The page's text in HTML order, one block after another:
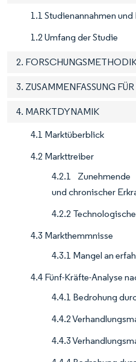
1.1 Studienannahmen
1.2 Umfang der Studie
2.
3. ZUSAMMENFASSUNG
4. MARKTDYNAMIK
4.1 Marktüberblick
4.2 Markttreiber
4.2.1 Zunehmende
und chronischer
4.2.2
4.3 Markthemmnisse
4.3.1 Mangel an
4.4 Fünf-Kräfte-Analyse
4.4.1 Bedrohung
4.4.2
4.4.3